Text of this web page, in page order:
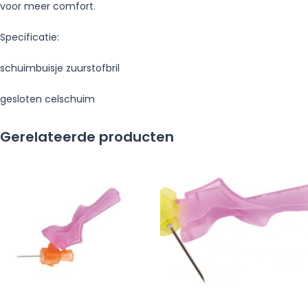
voor meer comfort.
Specificatie:
schuimbuisje zuurstofbril
gesloten celschuim
Gerelateerde producten